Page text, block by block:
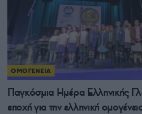
ΟΜΟΓΕΝΕΙΑ
Παγκόσμια Ημέρα Ελληνικής
εποχή για την ελληνική